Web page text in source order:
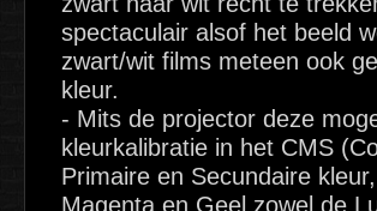
spectaculair alsof het beeld
zwart/wit films meteen ook
kleur.
- Mits de projector deze
kleurkalibratie in het CMS
Primaire en Secundaire
Magenta en Geel zowel de